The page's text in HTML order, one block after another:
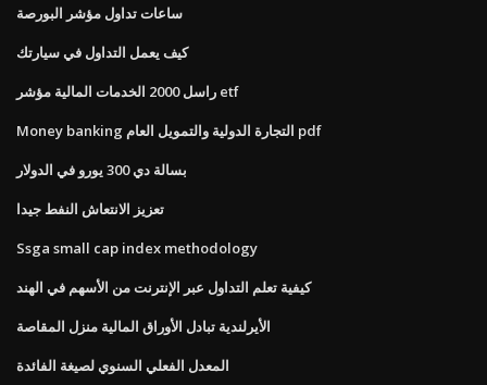
ساعات تداول مؤشر البورصة
كيف يعمل التداول في سيارتك
راسل 2000 الخدمات المالية مؤشر etf
Money banking التجارة الدولية والتمويل العام pdf
بسالة دي 300 يورو في الدولار
تعزيز الانتعاش النفط جيدا
Ssga small cap index methodology
كيفية تعلم التداول عبر الإنترنت من الأسهم في الهند
الأيرلندية تبادل الأوراق المالية منزل المقاصة
المعدل الفعلي السنوي لصيغة الفائدة